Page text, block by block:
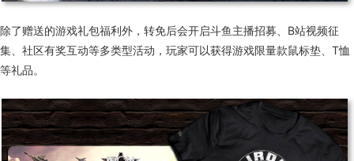
除了赠送的游戏礼包福利外，转免后会开启斗鱼主播招募、B站视频征
集、社区有奖互动等多类型活动，玩家可以获得游戏限量款鼠标垫、T恤
等礼品。